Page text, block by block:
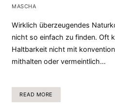
MASCHA
Wirklich überzeugendes
nicht so einfach zu finden. Oft
Haltbarkeit nicht mit
mithalten oder vermeintlich…
READ MORE